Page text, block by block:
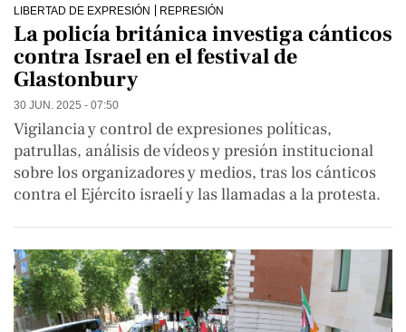
LIBERTAD DE EXPRESIÓN REPRESIÓN
La policía británica investiga cánticos
contra Israel en el festival de
Glastonbury
30 JUN. 2025 - 07:50
Vigilancia y control de expresiones políticas,
patrullas, análisis de vídeos y presión institucional
sobre los organizadores y medios, tras los cánticos
contra el Ejército israelí y las llamadas a la protesta.